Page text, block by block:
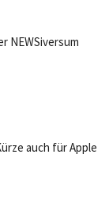
NEWSiversum
auch für Apple